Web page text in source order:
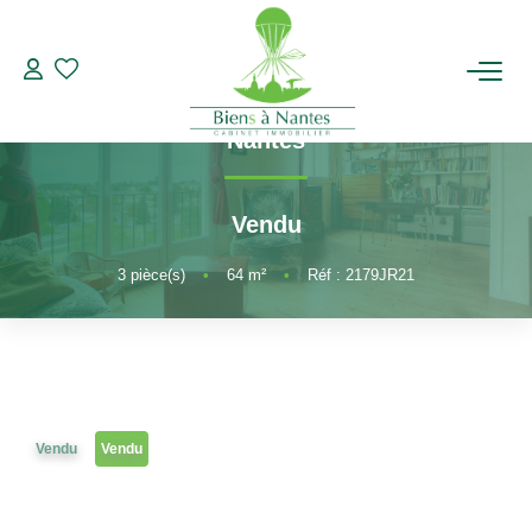
ACHETER
LOUER
ESTIMER
Référence 2179JR21
Appartement Nantes T3 CHALATRES
Nantes
Vendu
3 pièce(s) • 64 m² • Réf : 2179JR21
Vendu Vendu